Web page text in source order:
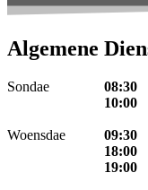
Algemene
Sondae
Woensdae
08:30
10:00
09:30
18:00
19:00